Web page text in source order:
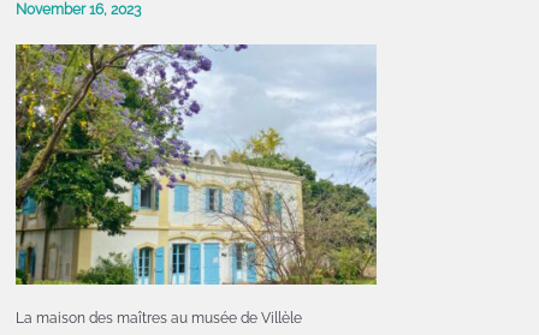
November 16, 2023
La maison des maîtres au musée de Villèle